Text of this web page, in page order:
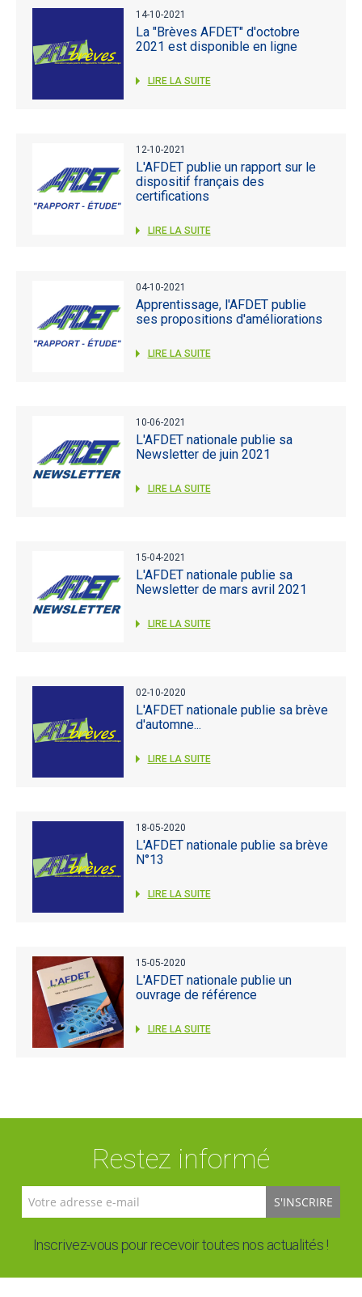
14-10-2021
La "Brèves AFDET" d'octobre
2021 est disponible en ligne
LIRE LA SUITE
12-10-2021
L'AFDET publie un rapport sur le
dispositif français des
certifications
LIRE LA SUITE
04-10-2021
Apprentissage, l'AFDET publie
ses propositions d'améliorations
LIRE LA SUITE
10-06-2021
L'AFDET nationale publie sa
Newsletter de juin 2021
LIRE LA SUITE
15-04-2021
L'AFDET nationale publie sa
Newsletter de mars avril 2021
LIRE LA SUITE
02-10-2020
L'AFDET nationale publie sa brève
d'automne...
LIRE LA SUITE
18-05-2020
L'AFDET nationale publie sa brève
N°13
LIRE LA SUITE
15-05-2020
L'AFDET nationale publie un
ouvrage de référence
LIRE LA SUITE
Restez informé
S'INSCRIRE
Inscrivez-vous pour recevoir toutes nos actualités !